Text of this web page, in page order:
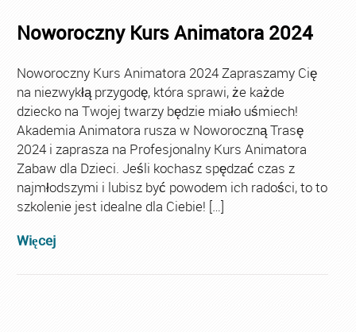
Noworoczny Kurs Animatora 2024
Noworoczny Kurs Animatora 2024 Zapraszamy Cię
na niezwykłą przygodę, która sprawi, że każde
dziecko na Twojej twarzy będzie miało uśmiech!
Akademia Animatora rusza w Noworoczną Trasę
2024 i zaprasza na Profesjonalny Kurs Animatora
Zabaw dla Dzieci. Jeśli kochasz spędzać czas z
najmłodszymi i lubisz być powodem ich radości, to to
szkolenie jest idealne dla Ciebie! […]
Więcej